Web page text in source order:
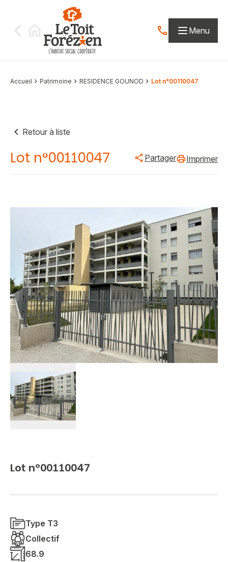
Contactez-nous
Menu
Accueil Patrimoine RESIDENCE GOUNOD Lot n°00110047
Retour à liste
Lot n°00110047 Partager Imprimer
Lot n°00110047
Type T3
Collectif
68.9